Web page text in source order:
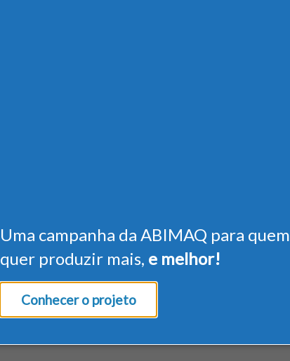
Uma campanha da ABIMAQ para quem
quer produzir mais, e melhor!
Conhecer o projeto